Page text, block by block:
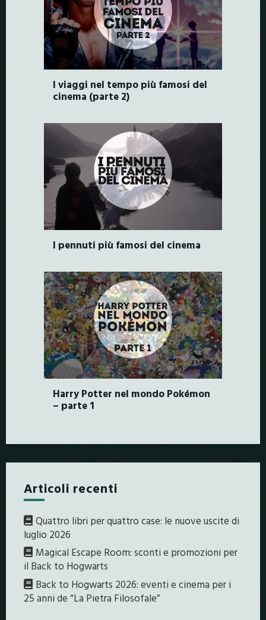
I viaggi nel tempo più famosi del
cinema (parte 2)
I pennuti più famosi del cinema
Harry Potter nel mondo Pokémon
– parte 1
Articoli recenti
Quattro libri per quattro case: le nuove uscite di
luglio 2026
Magical Escape Room: sconti e promozioni per
il Back to Hogwarts
Back to Hogwarts 2026: eventi e cinema per i
25 anni de “La Pietra Filosofale”